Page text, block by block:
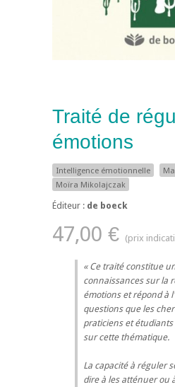
Traité de
émotions
Intelligence émotionnelle
Moïra Mikolajczak
Éditeur : de boeck
47,00 €
Ce traité constitue
connaissances sur la
émotions et répond à
questions que les
praticiens et
sur cette thématique.
La capacité à réguler
dire à les atténuer ou